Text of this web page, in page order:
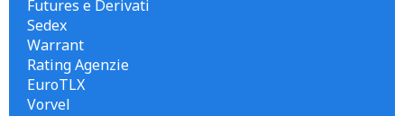
Futures e Derivati
Sedex
Warrant
Rating Agenzie
EuroTLX
Vorvel